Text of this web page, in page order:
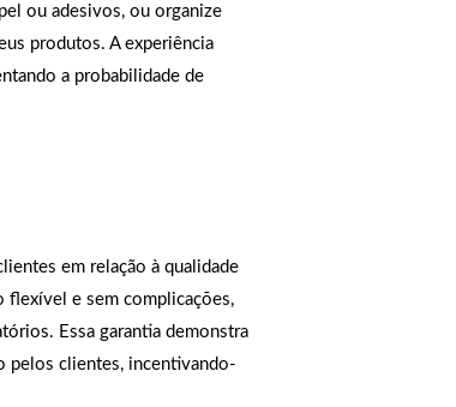
ou adesivos, ou organize
produtos. A experiência
a probabilidade de
em relação à qualidade
flexível e sem complicações,
Essa garantia demonstra
pelos clientes, incentivando-